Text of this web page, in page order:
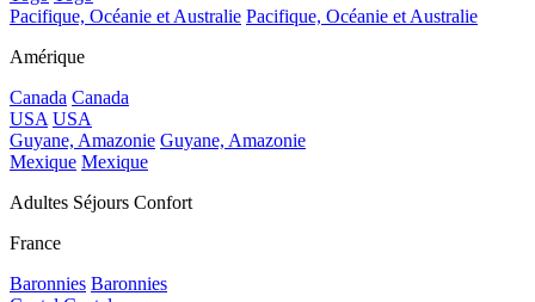
Pacifique, Océanie et Australie Pacifique, Océanie et Australie
Amérique
Canada Canada
USA USA
Guyane, Amazonie Guyane, Amazonie
Mexique Mexique
Adultes Séjours Confort
France
Baronnies Baronnies